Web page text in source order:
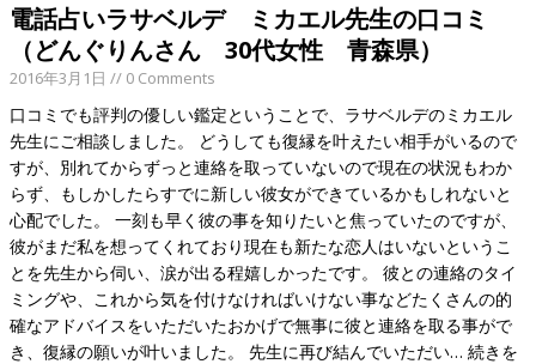
電話占いラサベルデ ミカエル先生の口コミ
（どんぐりんさん 30代女性 青森県）
2016年3月1日 // 0 Comments
口コミでも評判の優しい鑑定ということで、ラサベルデのミカエル
先生にご相談しました。 どうしても復縁を叶えたい相手がいるので
すが、別れてからずっと連絡を取っていないので現在の状況もわか
らず、もしかしたらすでに新しい彼女ができているかもしれないと
心配でした。 一刻も早く彼の事を知りたいと焦っていたのですが、
彼がまだ私を想ってくれており現在も新たな恋人はいないというこ
とを先生から伺い、涙が出る程嬉しかったです。 彼との連絡のタイ
ミングや、これから気を付けなければいけない事などたくさんの的
確なアドバイスをいただいたおかげで無事に彼と連絡を取る事がで
き、復縁の願いが叶いました。 先生に再び結んでいただい…続きを